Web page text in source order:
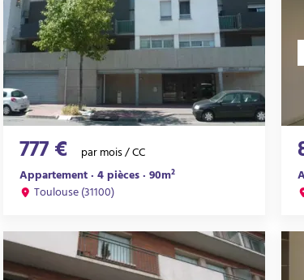
777 €
par mois / CC
Appartement · 4 pièces · 90m²
Toulouse (31100)